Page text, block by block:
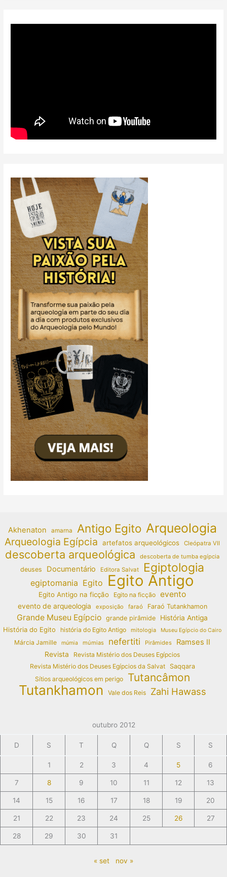
Akhenaton amarna Antigo Egito Arqueologia
Arqueologia Egípcia artefatos arqueológicos Cleópatra VII
descoberta arqueológica descoberta de tumba egípcia
deuses Documentário Editora Salvat Egiptologia
egiptomania Egito Egito Antigo
Egito Antigo na ficção Egito na ficção evento
evento de arqueologia exposição faraó Faraó Tutankhamon
Grande Museu Egípcio grande pirâmide
História Antiga
História do Egito
história do Egito Antigo mitologia Museu Egípcio do Cairo
Márcia Jamille múmia múmias nefertiti Pirâmides Ramses II
Revista
Revista Mistério dos Deuses Egípcios
Revista Mistério dos Deuses Egípcios da Salvat
Saqqara
Sítios arqueológicos em perigo
Tutancâmon
Tutankhamon Vale dos Reis Zahi Hawass
outubro 2012
D S T Q Q S S
1 2 3 4 5 6
7 8 9 10 11 12 13
14 15 16 17 18 19 20
21 22 23 24 25 26 27
28 29 30 31
« set nov »